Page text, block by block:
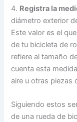
4. Registra la
diámetro exterior
Este valor es el
de tu bicicleta de
refiere al tamaño
cuenta esta
aire u otras piezas
Siguiendo estos
de una rueda de